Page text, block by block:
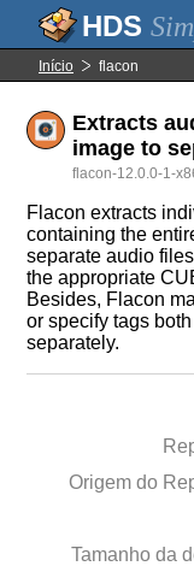
Início flacon
Extracts
image to
flacon-12.0.0-1-
Flacon extracts
containing the
separate audio
the appropriate
Besides, Flacon
or specify tags
separately.
Origem do
Tamanho da